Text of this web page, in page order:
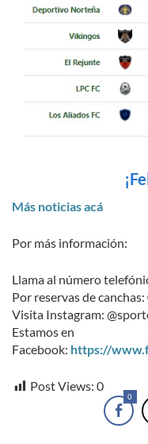
Más noticias acá
Por más información:
Llama al número
Por reservas de
Visita Instagram:
Estamos en
Facebook: https://
Post Views: 0
0